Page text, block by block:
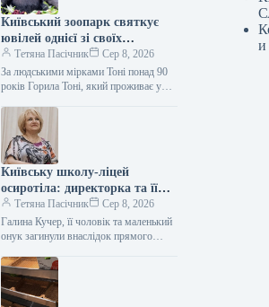
Київський зоопарк святкує
ювілей однієї зі своїх
найстарших мешканок –
горили.
Тетяна Пасічник
Сер 8, 2026
За людськими мірками Тоні понад 90
років Горила Тоні, який проживає у
річчя. З нагоди свята…
Київську школу-ліцей
осиротіла: директорка та її
близькі загинули під час
обстрілу з боку РФ.
Тетяна Пасічник
Сер 8, 2026
Галина Кучер, її чоловік та маленький
онук загинули внаслідок прямого
Галина Кучер, керівниця київської
школи-ліцею…
и